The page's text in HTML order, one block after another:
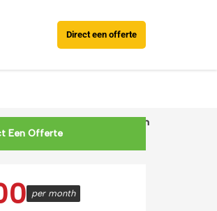
088 0038 038
Direct een offerte
Brake 250 E Business Solution
per month
Een Offerte